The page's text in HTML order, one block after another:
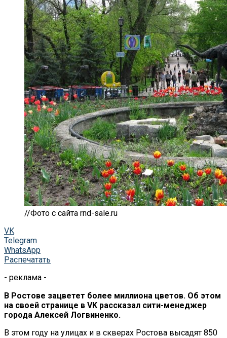
//Фото с сайта rnd-sale.ru
VK
Telegram
WhatsApp
Распечатать
- реклама -
В Ростове зацветет более миллиона цветов. Об этом
на своей странице в VK рассказал сити-менеджер
города Алексей Логвиненко.
В этом году на улицах и в скверах Ростова высадят 850